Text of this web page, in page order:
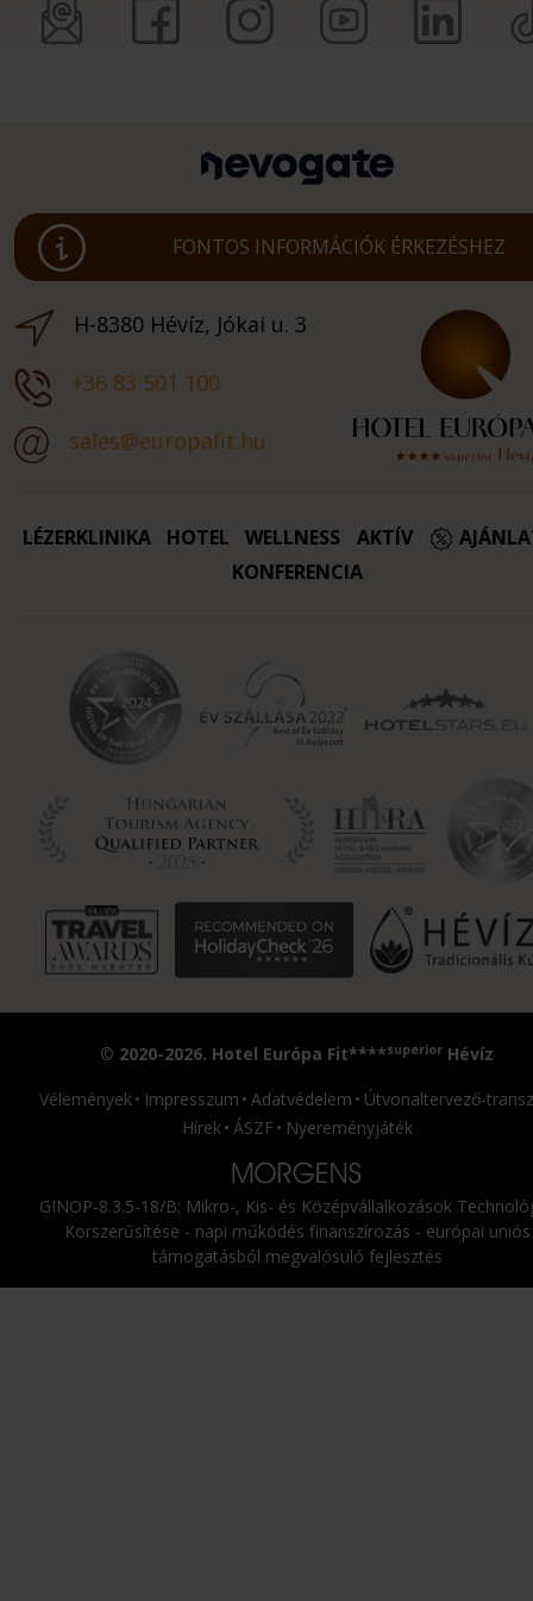
FONTOS INFORMÁCIÓK ÉRKEZÉSHEZ
H-8380 Hévíz, Jókai u. 3
+36 83 501 100
sales@europafit.hu
LÉZERKLINIKA HOTEL WELLNESS AKTÍV
KONFERENCIA
© 2020-2026. Hotel Európa Fit****superior Hévíz
Vélemények
Impresszum Adatvédelem
Útvonaltervező-
Hírek ÁSZF Nyereményjáték
GINOP-8.3.5-18/B: Mikro-, Kis- és Középvállalkozások
Korszerűsítése - napi működés finanszírozás - európai uniós
támogatásból megvalósuló fejlesztés